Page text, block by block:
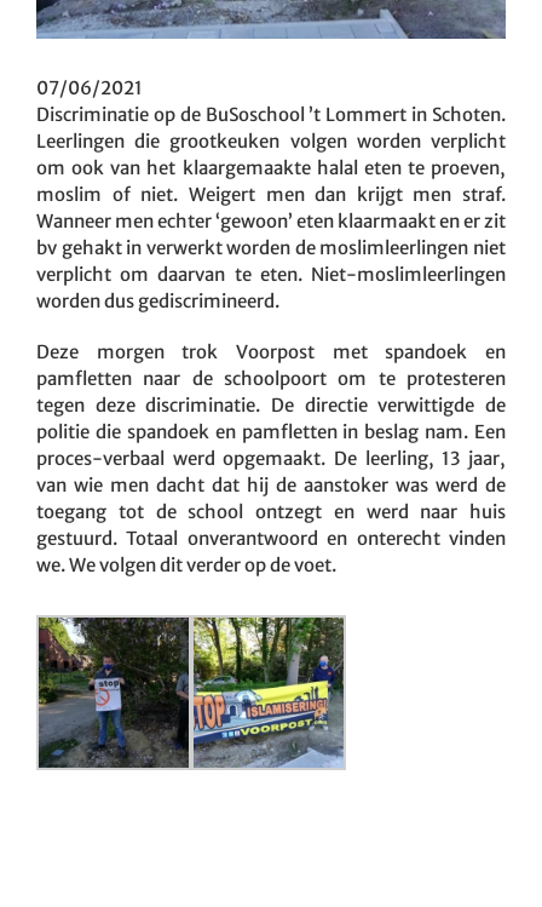
07/06/2021
Discriminatie op de BuSoschool ’t Lommert in Schoten.
Leerlingen die grootkeuken volgen worden verplicht
om ook van het klaargemaakte halal eten te proeven,
moslim of niet. Weigert men dan krijgt men straf.
Wanneer men echter ‘gewoon’ eten klaarmaakt en er zit
bv gehakt in verwerkt worden de moslimleerlingen niet
verplicht om daarvan te eten. Niet-moslimleerlingen
worden dus gediscrimineerd.
Deze morgen trok Voorpost met spandoek en
pamfletten naar de schoolpoort om te protesteren
tegen deze discriminatie. De directie verwittigde de
politie die spandoek en pamfletten in beslag nam. Een
proces-verbaal werd opgemaakt. De leerling, 13 jaar,
van wie men dacht dat hij de aanstoker was werd de
toegang tot de school ontzegt en werd naar huis
gestuurd. Totaal onverantwoord en onterecht vinden
we. We volgen dit verder op de voet.